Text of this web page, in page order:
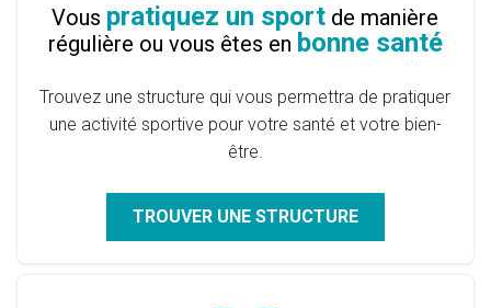
Vous pratiquez un sport de manière
régulière ou vous êtes en bonne santé
Trouvez une structure qui vous permettra de pratiquer
une activité sportive pour votre santé et votre bien-
être.
TROUVER UNE STRUCTURE